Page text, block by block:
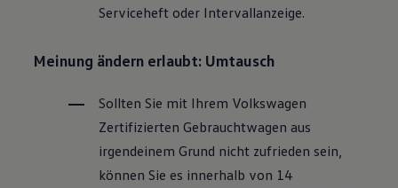
Magazin
Familie
Volkswagen R
Pannen- und Unfallhilfe
Volkswagen Kundenbetreuung
Serviceheft oder Intervallanzeige.
Meinung ändern erlaubt: Umtausch
Sollten Sie mit Ihrem Volkswagen
Zertifizierten Gebrauchtwagen aus
irgendeinem Grund nicht zufrieden sein,
können Sie es innerhalb von 14